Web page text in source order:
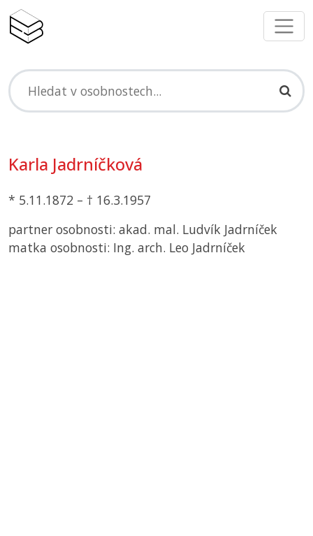
Karla Jadrníčková
* 5.11.1872 – † 16.3.1957
partner osobnosti: akad. mal. Ludvík Jadrníček
matka osobnosti: Ing. arch. Leo Jadrníček